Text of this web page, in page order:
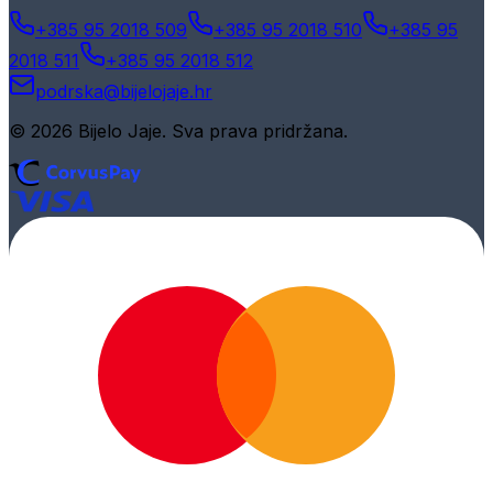
+385 95 2018 509 +385 95 2018 510
+385 95
2018 511
+385 95 2018 512
podrska@bijelojaje.hr
© 2026 Bijelo Jaje. Sva prava pridržana.